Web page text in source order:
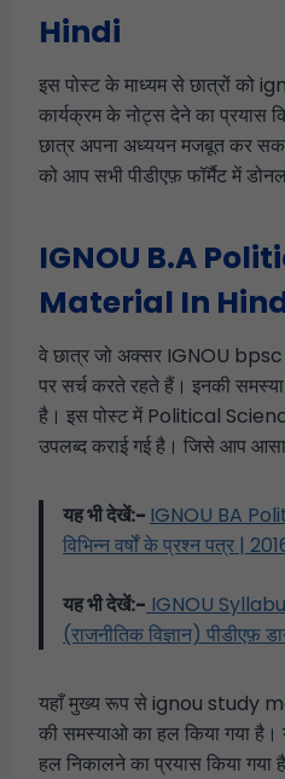
Hindi
इस पोस्ट के माध्यम से छात्रों को
कार्यक्रम के नोट्स देने का प्रयास
छात्र अपना अध्ययन मजबूत कर
को आप सभी पीडीएफ़ फॉर्मैट में
IGNOU B.A
Material In
वे छात्र जो अक्सर IGNOU
पर सर्च करते रहते हैं। इनकी समस्या
है। इस पोस्ट में Political
उपलब्द कराई गई है। जिसे आप
यह भी देखें:- IGNOU BA
विभिन्न वर्षों के प्रश्न पत्र |
यह भी देखें:- IGNOU
(राजनीतिक विज्ञान) पीडीएफ़
यहाँ मुख्य रूप से ignou study
की समस्याओ का हल किया गया है।
हल निकालने का प्रयास किया गया